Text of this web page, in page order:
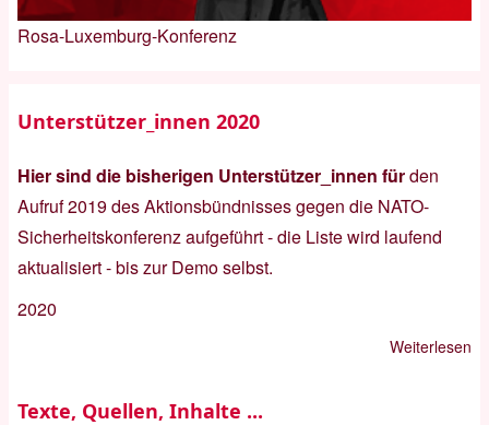
Rosa-Luxemburg-Konferenz
Unterstützer_innen 2020
Hier sind die bisherigen Unterstützer_innen fürden
Aufruf 2019 des Aktionsbündnisses gegen die NATO-
Sicherheitskonferenzaufgeführt - die Liste wird laufend
aktualisiert - bis zur Demo selbst.
2020
Weiterlesen
Texte, Quellen, Inhalte ...